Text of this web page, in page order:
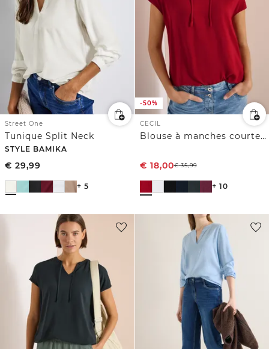
Street One
Tunique Split Neck
STYLE BAMIKA
€ 29,99
+ 5
-50%
CECIL
Blouse à manches courtes avec mélange de structures
€ 18,00€35,99
+ 10